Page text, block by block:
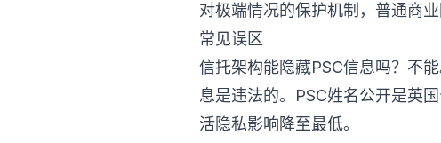
对极端情况的保护机制，普通商
常见误区
信托架构能隐藏PSC信息吗？不
息是违法的。PSC姓名公开是英
活隐私影响降至最低。